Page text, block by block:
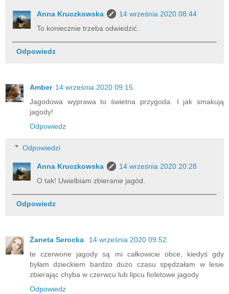
Anna Kruczkowska
14 września 2020 08:44
To koniecznie trzeba odwiedzić.
Odpowiedz
Amber 14 września 2020 09:15
Jagodowa wyprawa to świetna przygoda. I jak smakują
jagody!
Odpowiedz
Odpowiedzi
Anna Kruczkowska
14 września 2020 20:28
O tak! Uwielbiam zbieranie jagód.
Odpowiedz
Żaneta Serocka
14 września 2020 09:52
te czerwone jagody są mi całkowicie obce, kiedyś gdy
byłam dzieckiem bardzo dużo czasu spędzałam w lesie
zbierając chyba w czerwcu lub lipcu fioletowe jagody
Odpowiedz